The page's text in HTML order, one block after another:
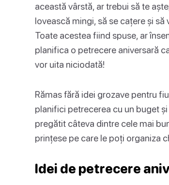
această vârstă, ar trebui să te
lovească mingi, să se cațere și
Toate acestea fiind spuse, ar
planifica o petrecere aniversară
vor uita niciodată!
Rămas fără idei grozave pentru
planifici petrecerea cu un buget
pregătit câteva dintre cele mai
prințese pe care le poți organiza
Idei de petrecere